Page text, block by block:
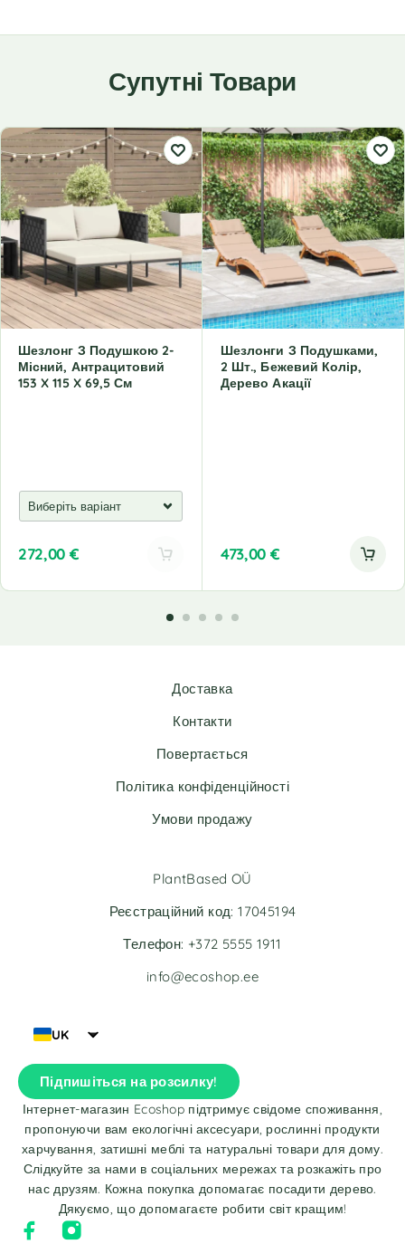
Супутні Товари
Шезлонг З Подушкою 2-
Місний, Антрацитовий
153 X 115 X 69,5 См
272,00 €
Шезлонги З Подушками,
2 Шт., Бежевий Колір,
Дерево Акації
473,00 €
Доставка
Контакти
Повертається
Політика конфіденційності
Умови продажу
UK
Підпишіться на розсилку!
Інтернет-магазин Ecoshop підтримує свідоме споживання,
пропонуючи вам екологічні аксесуари, рослинні продукти
харчування, затишні меблі та натуральні товари для дому.
Слідкуйте за нами в соціальних мережах та розкажіть про
нас друзям. Кожна покупка допомагає посадити дерево.
Дякуємо, що допомагаєте робити світ кращим!
PlantBased OÜ
Реєстраційний код: 17045194
Телефон: +372 5555 1911
info@ecoshop.ee